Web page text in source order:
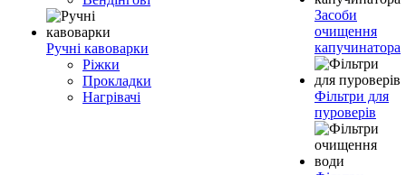
Ручні кавоварки
Ріжки
Прокладки
Нагрівачі
Засоби
очищення
капучинатора
Фільтри для
пуроверів